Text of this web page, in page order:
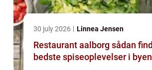
30 july 2026 Linnea Jensen
Restaurant aalborg sådan finder du de
bedste spiseoplevelser i byen